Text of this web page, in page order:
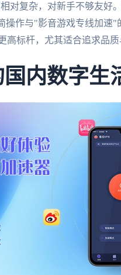
对复杂，对新手不够友好
操作与"影音游戏专线加速"
标杆，尤其适合追求品质
内数字生